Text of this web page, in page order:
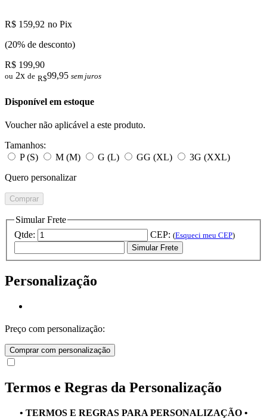
R$ 159,92 no Pix
(20% de desconto)
R$ 199,90
ou 2x de R$99,95 sem juros
Disponível em estoque
Voucher não aplicável a este produto.
Tamanhos:
P (S)
M (M) G (L) GG (XL)
3G (XXL)
Quero personalizar
Comprar
Simular Frete
Qtde:
CEP: (Esqueci meu CEP)
Simular Frete
Personalização
Preço com personalização:
Comprar com personalização
Termos e Regras da Personalização
• TERMOS E REGRAS PARA PERSONALIZAÇÃO •